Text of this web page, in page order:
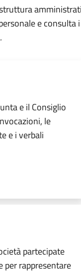
e consulta
e il Consiglio
le
e i verbali
partecipate
per rappresentare